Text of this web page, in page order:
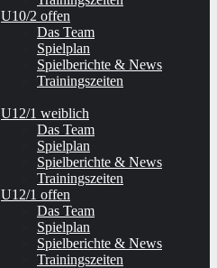
U10/2 offen
Das Team
Spielplan
Spielberichte & News
Trainingszeiten
U12/1 weiblich
Das Team
Spielplan
Spielberichte & News
Trainingszeiten
U12/1 offen
Das Team
Spielplan
Spielberichte & News
Trainingszeiten